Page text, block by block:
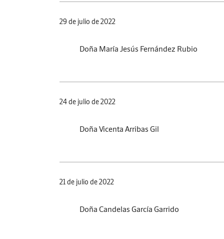
29 de julio de 2022
Doña María Jesús Fernández Rubio
24 de julio de 2022
Doña Vicenta Arribas Gil
21 de julio de 2022
Doña Candelas García Garrido